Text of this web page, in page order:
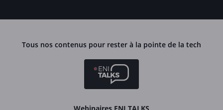
Tous nos contenus pour rester à la pointe de la tech
Webinaires ENI TALKS